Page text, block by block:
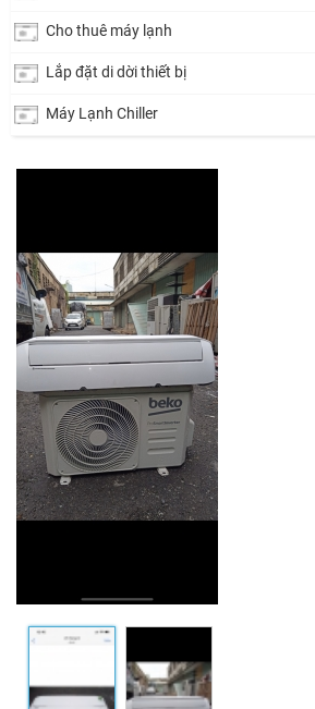
Cho thuê máy lạnh
Lắp đặt di dời thiết bị
Máy Lạnh Chiller